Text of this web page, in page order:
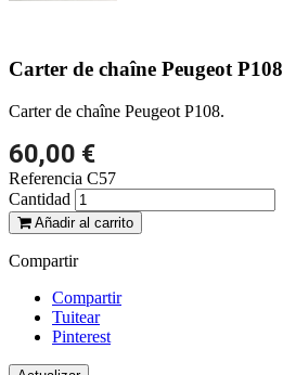
Carter de chaîne Peugeot P108
Carter de chaîne Peugeot P108.
60,00 €
Referencia C57
Cantidad
Añadir al carrito
Compartir
Compartir
Tuitear
Pinterest